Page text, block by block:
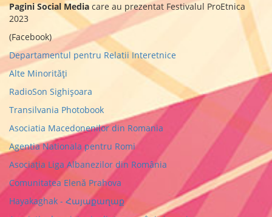
Pagini Social Media care au prezentat Festivalul ProEtnica
2023
(Facebook)
Departamentul pentru Relatii Interetnice
Alte Minorități
RadioSon Sighișoara
Transilvania Photobook
Asociatia Macedonenilor din Romania
Agentia Nationala pentru Romi
Asociația Liga Albanezilor din România
Comunitatea Elenă Prahova
Hayakaghak - Հայաքաղաք